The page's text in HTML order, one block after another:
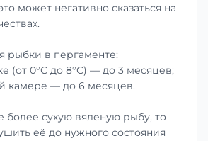
может негативно сказаться на
рыбки в пергаменте:
(от 0°С до 8°С) — до 3 месяцев;
камере — до 6 месяцев.
более сухую вяленую рыбу, то
её до нужного состояния